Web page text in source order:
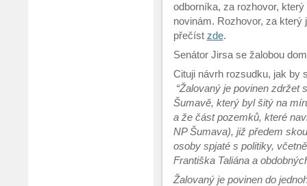
odborníka, za rozhovor,
novinám. Rozhovor, za
přečíst zde.
Senátor Jirsa se žalobou
Cituji návrh rozsudku, jak by
“Žalovaný je povinen zdržet
Šumavě, který byl šitý na
a že část pozemků, které
NP Šumava), již předem
osoby spjaté s politiky,
Františka Taliána a
Žalovaný je povinen do